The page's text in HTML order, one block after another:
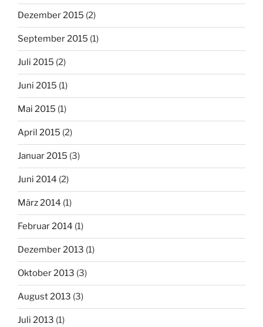
Dezember 2015 (2)
September 2015 (1)
Juli 2015 (2)
Juni 2015 (1)
Mai 2015 (1)
April 2015 (2)
Januar 2015 (3)
Juni 2014 (2)
März 2014 (1)
Februar 2014 (1)
Dezember 2013 (1)
Oktober 2013 (3)
August 2013 (3)
Juli 2013 (1)